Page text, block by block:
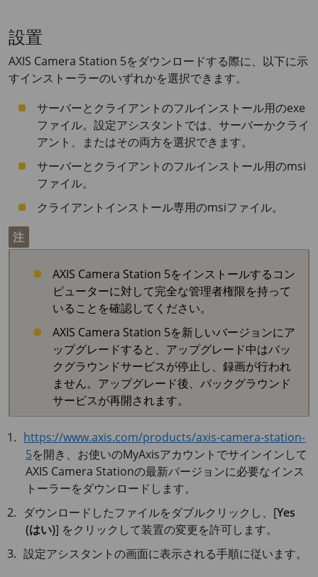
設置
AXIS Camera Station 5をダウンロードする際に、以下に示
すインストーラーのいずれかを選択できます。
サーバーとクライアントのフルインストール用のexe
ファイル。設定アシスタントでは、サーバーかクライ
アント、またはその両方を選択できます。
サーバーとクライアントのフルインストール用のmsi
ファイル。
クライアントインストール専用のmsiファイル。
注
AXIS Camera Station 5をインストールするコン
ピューターに対して完全な管理者権限を持って
いることを確認してください。
AXIS Camera Station 5を新しいバージョンにア
ップグレードすると、アップグレード中はバッ
クグラウンドサービスが停止し、録画が行われ
ません。アップグレード後、バックグラウンド
サービスが再開されます。
https://www.axis.com/products/axis-camera-station-
5を開き、お使いのMyAxisアカウントでサインインして
AXIS Camera Stationの最新バージョンに必要なインス
トーラーをダウンロードします。
ダウンロードしたファイルをダブルクリックし、[Yes
(はい)] をクリックして装置の変更を許可します。
設定アシスタントの画面に表示される手順に従います。